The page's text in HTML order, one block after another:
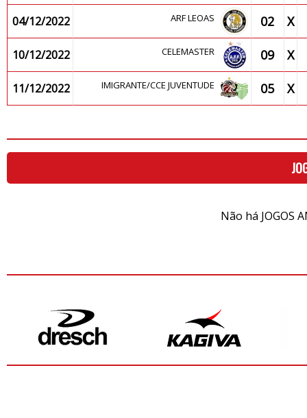
04/12/2022 ARF LEOAS 02 X
10/12/2022 CELEMASTER 09 X
11/12/2022 IMIGRANTE/CCE JUVENTUDE 05 X
Não há JOGOS